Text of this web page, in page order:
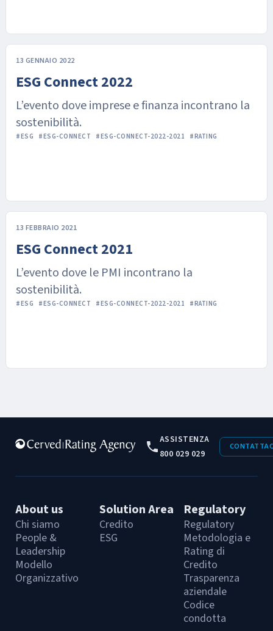
13 GENNAIO 2022
ESG Connect 2022
L’evento dove imprese e finanza incontrano la
sostenibilità.
#ESG #ESG-CONNECT #ESG-CONNECT-2022-2021 #RATING
13 FEBBRAIO 2021
ESG Connect 2021
L’evento dove le PMI incontrano la
sostenibilità.
#ESG #ESG-CONNECT #ESG-CONNECT-2022-2021 #RATING
ASSISTENZA
800 029 029
About us
Chi siamo
People &
Leadership
Modello
Organizzativo
Solution Area
Credito
ESG
Regulatory
Regulatory
Metodologia e
Rating di
Credito
Trasparenza
aziendale
Codice
condotta